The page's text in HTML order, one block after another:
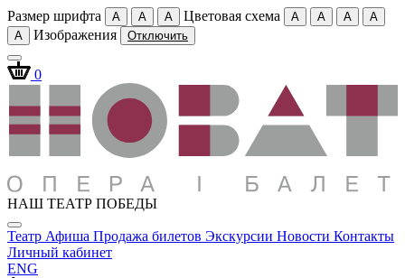
Размер шрифта A A A Цветовая схема A A A
A
A
Изображения Отключить
0
НАШ ТЕАТР ПОБЕДЫ
Театр Афиша Продажа билетов Экскурсии Новости Контакты
Личный кабинет
ENG